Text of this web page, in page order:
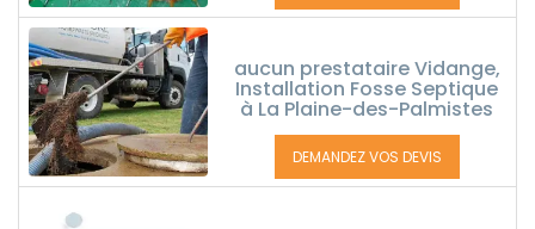
aucun prestataire Vidange,
Installation Fosse Septique
à La Plaine-des-Palmistes
DEMANDEZ VOS DEVIS